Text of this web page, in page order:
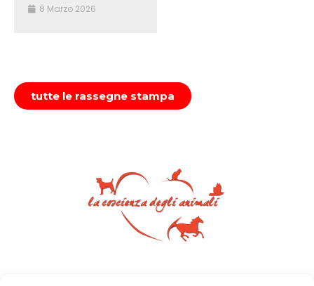
8 Marzo 2026
tutte le rassegne stampa